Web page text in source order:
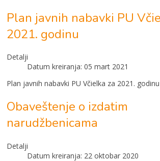
Plan javnih nabavki PU
2021. godinu
Detalji
Datum kreiranja: 05 mart 2021
Plan javnih nabavki PU Včielka za 2021.
Obaveštenјe o izdatim
narudžbenicama
Detalji
Datum kreiranja: 22 oktobar 2020